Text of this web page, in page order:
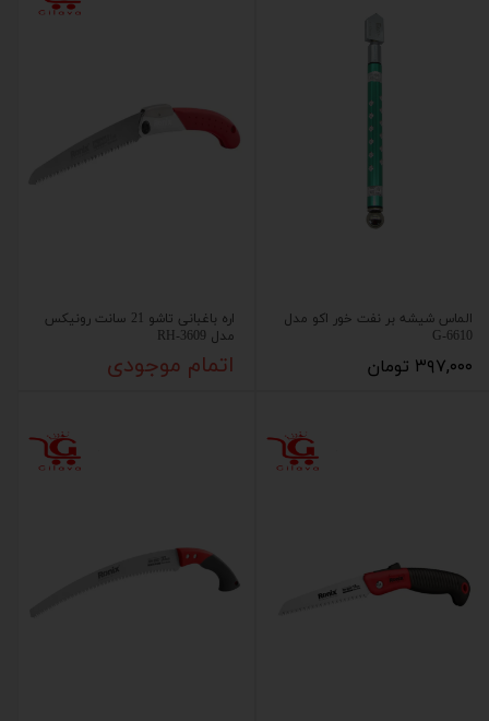
الماس شیشه بر نفت خور اکو مدل
G-6610
۳۹۷,۰۰۰ تومان
اره باغبانی تاشو 21 سانت رونیکس
مدل RH-3609
اتمام موجودی